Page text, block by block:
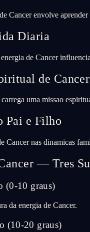
Cancer envolve
Diaria
de Cancer
de Cancer
uma missao
Pai e Filho
Cancer nas dinamicas
— Tres
(0-10 graus)
da energia de Cancer.
(10-20 graus)